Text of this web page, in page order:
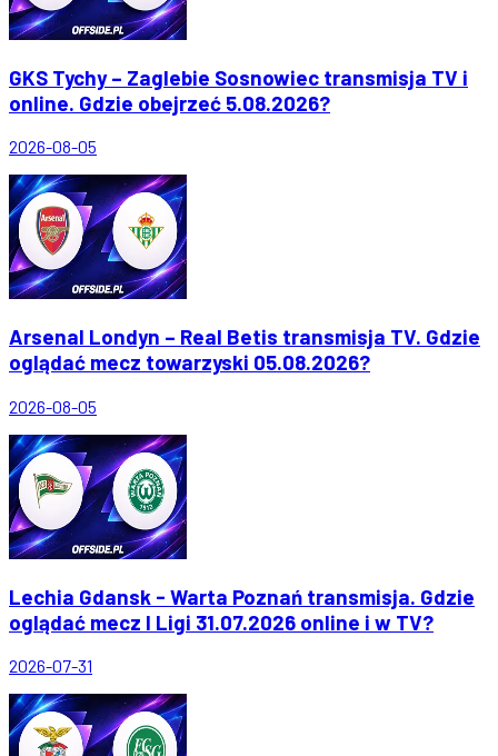
GKS Tychy – Zaglebie Sosnowiec transmisja TV i
online. Gdzie obejrzeć 5.08.2026?
2026-08-05
Arsenal Londyn – Real Betis transmisja TV. Gdzie
oglądać mecz towarzyski 05.08.2026?
2026-08-05
Lechia Gdansk - Warta Poznań transmisja. Gdzie
oglądać mecz I Ligi 31.07.2026 online i w TV?
2026-07-31